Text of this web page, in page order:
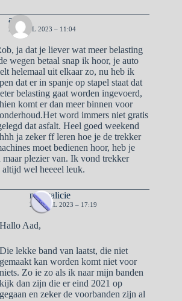
aad
22 APRIL 2023 – 11:04
ja dat je liever wat meer belasting
wegen betaal snap ik hoor, je auto
helemaal uit elkaar zo, nu heb ik
dat er in spanje op stapel staat dat
belasting gaat worden ingevoerd,
komt er dan meer binnen voor
word immers niet gratis
dat asfalt. Heel goed weekend
ja zeker ff leren hoe je de trekker
moet bedienen hoor, heb je
maar plezier van. Ik vond trekker
wel heeeel leuk.
naargalicie
22 APRIL 2023 – 17:19
Hallo Aad,
Die lekke band van laatst, die niet
gemaakt kan worden komt niet voor
niets. Zo ie zo als ik naar mijn banden
kijk dan zijn die er eind 2021 op
gegaan en zeker de voorbanden zijn al